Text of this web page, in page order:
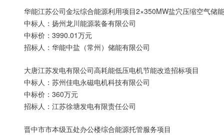
华能江苏公司金坛综合能源利用项目2×350MW盐穴压缩空气储
中标人：扬州龙川能源装备有限公司
中标价：3990.01万元
招标人：华能中盐（常州）储能有限公司
大唐江苏发电有限公司高耗能低压电机节能改造招标项目
中标人：苏州佳电永磁电机科技有限公司
中标价：360万元
招标人：江苏徐塘发电有限责任公司
晋中市市本级五处办公楼综合能源托管服务项目